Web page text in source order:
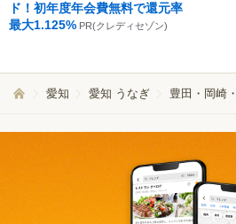
ド！初年度年会費無料で還元率
最大1.125% PR(クレディセゾン)
愛知 愛知 うなぎ 豊田・岡崎